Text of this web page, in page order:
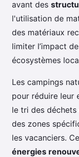
avant des
l'utilisation de
des matériaux
limiter l’impact
écosystèmes
Les campings
pour réduire leur
le tri des
des zones
les vacanciers.
énergies